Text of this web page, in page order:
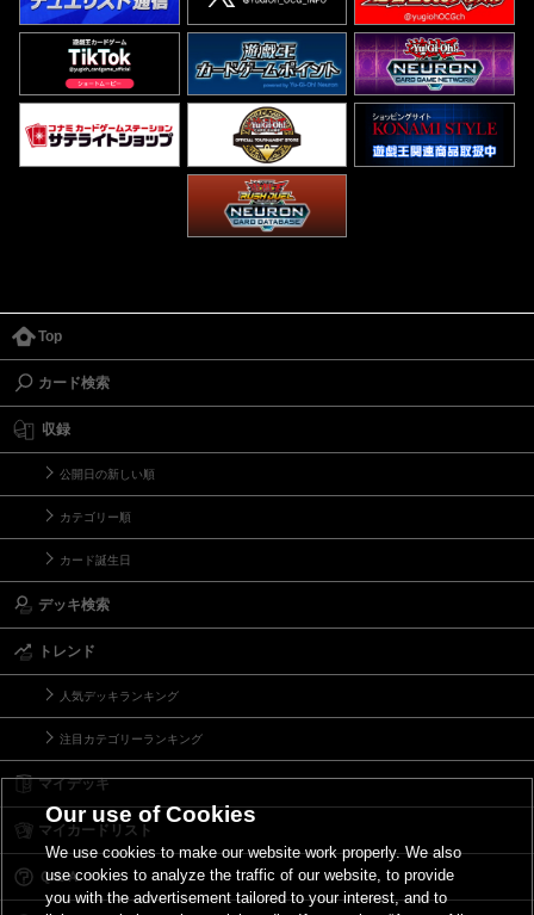
Top
カード検索
収録
公開日の新しい順
カテゴリー順
カード誕生日
デッキ検索
トレンド
人気デッキランキング
注目カテゴリーランキング
マイデッキ
マイカードリスト
Ｑ＆Ａ
Our use of Cookies
We use cookies to make our website work properly. We also
use cookies to analyze the traffic of our website, to provide
you with the advertisement tailored to your interest, and to